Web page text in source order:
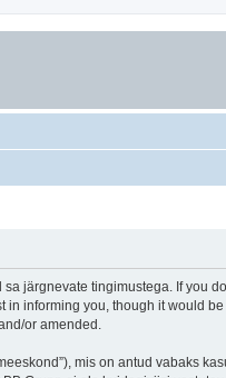
sa järgnevate tingimustega. If you
in informing you, though it would
or amended.
mis on antud vabaks